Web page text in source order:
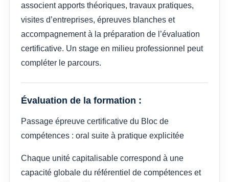
associent apports théoriques, travaux pratiques,
visites d’entreprises, épreuves blanches et
accompagnement à la préparation de l’évaluation
certificative. Un stage en milieu professionnel peut
compléter le parcours.
Évaluation de la formation :
Passage épreuve certificative du Bloc de
compétences : oral suite à pratique explicitée
Chaque unité capitalisable correspond à une
capacité globale du référentiel de compétences et